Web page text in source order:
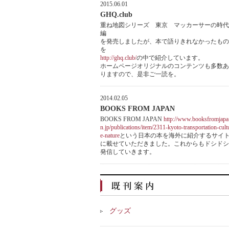
2015.06.01
GHQ.club
重ね地図シリーズ 東京 マッカーサーの時代
編
を発売しましたが、本で語りきれなかったもの
を
http://ghq.club/の中で紹介しています。
ホームページオリジナルのコンテンツも多数あ
りますので、是非ご一読を。
2014.02.05
BOOKS FROM JAPAN
BOOKS FROM JAPAN http://www.booksfromjapa
n.jp/publications/item/2311-kyoto-transportation-
e-natureという日本の本を海外に紹介するサイ
に載せていただきました。これからもドシドシ
発信していきます。
グッズ